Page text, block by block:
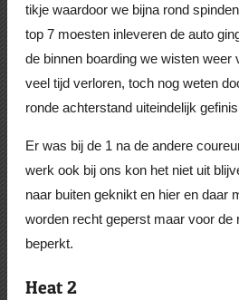
tikje waardoor we bijna rond
top 7 moesten inleveren de auto
de binnen boarding we wisten weer
veel tijd verloren, toch nog weten
ronde achterstand uiteindelijk
Er was bij de 1 na de andere
werk ook bij ons kon het niet uit
naar buiten geknikt en hier en daar
worden recht geperst maar voor de
beperkt.
Heat 2